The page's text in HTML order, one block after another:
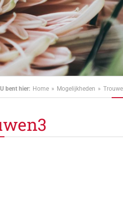
U bent hier: Home Mogelijkheden